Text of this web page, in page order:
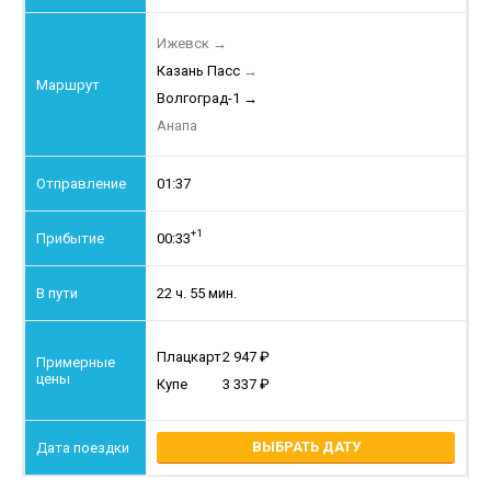
Ижевск →
Казань Пасс →
Волгоград-1 →
Анапа
01:37
00:33+1
22 ч. 55 мин.
Плацкарт2 947
Купе
3 337
ВЫБРАТЬ ДАТУ